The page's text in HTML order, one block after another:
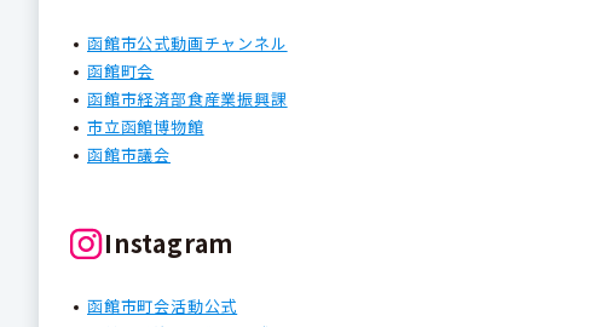
函館市公式動画チャンネル
函館町会
函館市経済部食産業振興課
市立函館博物館
函館市議会
Instagram
函館市町会活動公式